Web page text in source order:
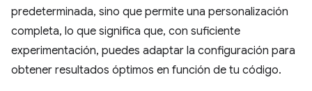
predeterminada, sino que permite una personalización
completa, lo que significa que, con suficiente
experimentación, puedes adaptar la configuración para
obtener resultados óptimos en función de tu código.